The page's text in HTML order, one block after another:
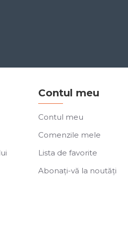
Contul meu
Contul meu
Comenzile mele
Lista de favorite
Abonați-vă la noutăți